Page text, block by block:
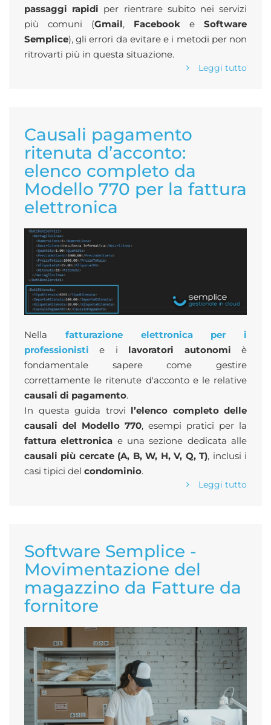
passaggi rapidi per rientrare subito nei servizi
più comuni (Gmail, Facebook e Software
Semplice), gli errori da evitare e i metodi per non
ritrovarti più in questa situazione.
Leggi tutto
Causali pagamento
ritenuta d’acconto:
elenco completo da
Modello 770 per la fattura
elettronica
Nella fatturazione elettronica per i
professionisti e i lavoratori autonomi è
fondamentale sapere come gestire
correttamente le ritenute d'acconto e le relative
causali di pagamento.
In questa guida trovi l’elenco completo delle
causali del Modello 770, esempi pratici per la
fattura elettronica e una sezione dedicata alle
causali più cercate (A, B, W, H, V, Q, T), inclusi i
casi tipici del condominio.
Leggi tutto
Software Semplice -
Movimentazione del
magazzino da Fatture da
fornitore